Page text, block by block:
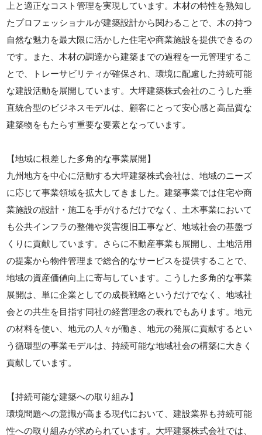
上と適正なコスト管理を実現しています。木材の特性を熟知し
たプロフェッショナルが建築設計から関わることで、木の持つ
自然な魅力を最大限に活かした住宅や商業施設を提供できるの
です。また、木材の調達から建築までの過程を一元管理するこ
とで、トレーサビリティが確保され、環境に配慮した持続可能
な建設活動を展開しています。大坪建築株式会社のこうした垂
直統合型のビジネスモデルは、顧客にとって安心感と高品質な
建築物をもたらす重要な要素となっています。
【地域に根差した多角的な事業展開】
九州地方を中心に活動する大坪建築株式会社は、地域のニーズ
に応じて事業領域を拡大してきました。建築事業では住宅や商
業施設の設計・施工を手がけるだけでなく、土木事業において
も公共インフラの整備や災害復旧工事など、地域社会の基盤づ
くりに貢献しています。さらに不動産事業も展開し、土地活用
の提案から物件管理まで総合的なサービスを提供することで、
地域の資産価値向上に寄与しています。こうした多角的な事業
展開は、単に企業としての成長戦略というだけでなく、地域社
会との共生を目指す同社の経営理念の表れでもあります。地元
の材料を使い、地元の人々が働き、地元の発展に貢献するとい
う循環型の事業モデルは、持続可能な地域社会の構築に大きく
貢献しています。
【持続可能な建築への取り組み】
環境問題への意識が高まる現代において、建設業界も持続可能
性への取り組みが求められています。大坪建築株式会社では、